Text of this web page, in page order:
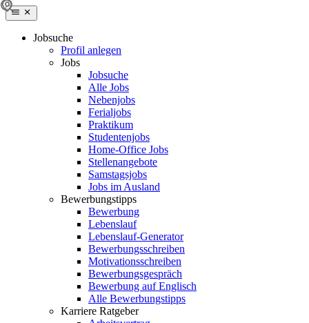
Jobsuche
Profil anlegen
Jobs
Jobsuche
Alle Jobs
Nebenjobs
Ferialjobs
Praktikum
Studentenjobs
Home-Office Jobs
Stellenangebote
Samstagsjobs
Jobs im Ausland
Bewerbungstipps
Bewerbung
Lebenslauf
Lebenslauf-Generator
Bewerbungsschreiben
Motivationsschreiben
Bewerbungsgespräch
Bewerbung auf Englisch
Alle Bewerbungstipps
Karriere Ratgeber